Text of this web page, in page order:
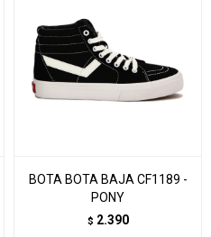
BOTA BOTA BAJA CF1189 -
PONY
$ 2.390